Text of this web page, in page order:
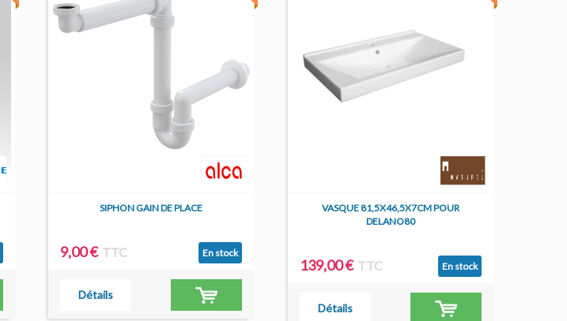
SIPHON GAIN DE PLACE
9,00 € TTC En stock
Détails
VASQUE 81,5X46,5X7CM POUR
DELANO80
139,00 € TTC En stock
Détails